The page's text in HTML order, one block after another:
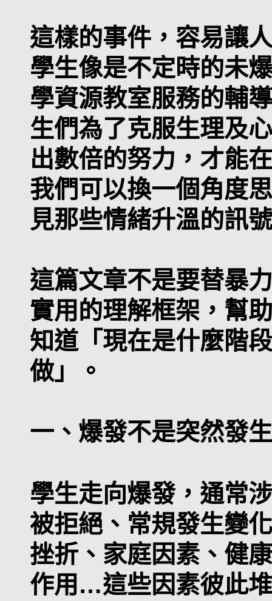
這樣的事件，容易讓
學生像是不定時的未
學資源教室服務的輔
生們為了克服生理及
出數倍的努力，才能
我們可以換一個角度
見那些情緒升溫的訊
這篇文章不是要替暴
實用的理解框架，幫
知道「現在是什麼階
做」。
一、爆發不是突然發
學生走向爆發，通常
被拒絕、常規發生變
挫折、家庭因素、健
作用…這些因素彼此